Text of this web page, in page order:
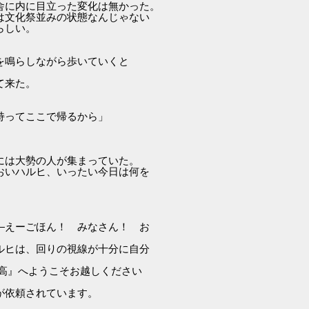
に目立った変化は無かった。
化祭並みの状態なんじゃない
い。
らしながら歩いていくと
た。
てここで帰るから」
大勢の人が集まっていた。
ハルヒ、いったい今日は何を
えーごほん！ みなさん！ お
は、回りの視線が十分に自分
へようこそお越しください
頼されています。